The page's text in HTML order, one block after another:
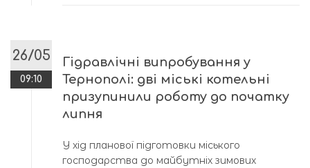
26/05
09:10
Гідравлічні випробування у
Тернополі: дві міські котельні
призупинили роботу до початку
липня
У хід планової підготовки міського
господарства до майбутніх зимових